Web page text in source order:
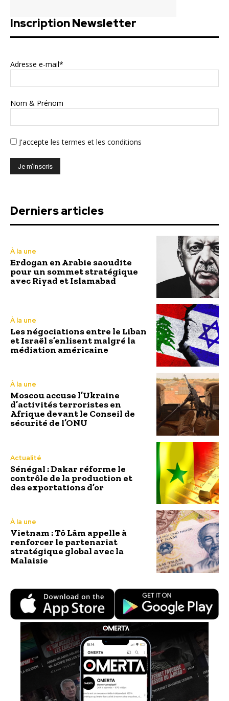
Inscription Newsletter
Adresse e-mail*
Nom & Prénom
J'accepte les termes et les conditions
Derniers articles
À la une
Erdogan en Arabie saoudite
pour un sommet stratégique
avec Riyad et Islamabad
À la une
Les négociations entre le Liban
et Israël s’enlisent malgré la
médiation américaine
À la une
Moscou accuse l’Ukraine
d’activités terroristes en
Afrique devant le Conseil de
sécurité de l’ONU
Actualité
Sénégal : Dakar réforme le
contrôle de la production et
des exportations d’or
À la une
Vietnam : Tô Lâm appelle à
renforcer le partenariat
stratégique global avec la
Malaisie